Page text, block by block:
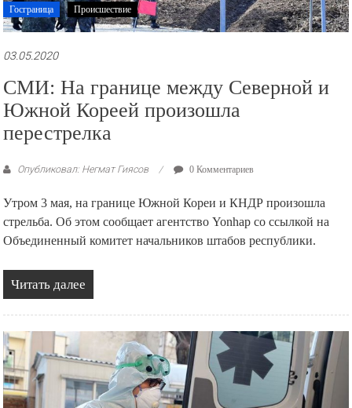
Госграница Происшествие
03.05.2020
СМИ: На границе между Северной и
Южной Кореей произошла
перестрелка
Опубликовал: Негмат Гиясов 0 Комментариев
Утром 3 мая, на границе Южной Кореи и КНДР произошла
стрельба. Об этом сообщает агентство Yonhap со ссылкой на
Объединенный комитет начальников штабов республики.
Читать далее